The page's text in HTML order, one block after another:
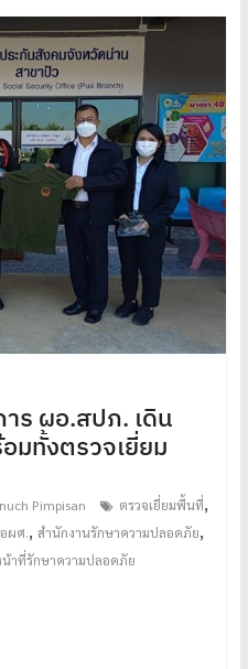
ร ผอ.สปภ. เดิน
มทั้งตรวจเยี่ยม
Pimpisan ตรวจเยี่ยมพื้นที่,
ผศ., สำนักงานรักษาความปลอดภัย,
น้าที่รักษาความปลอดภัย